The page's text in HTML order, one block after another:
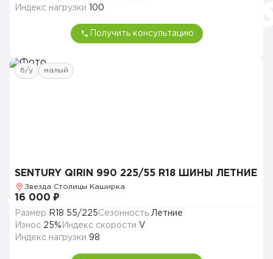
Индекс нагрузки
100
Получить консультацию
б/у малый
SENTURY QIRIN 990 225/55 R18 ШИНЫ ЛЕТНИЕ
Звезда Столицы Каширка
16 000 ₽
Размер R18 55/225Сезонность Летние
Износ 25% Индекс скорости V
Индекс нагрузки 98